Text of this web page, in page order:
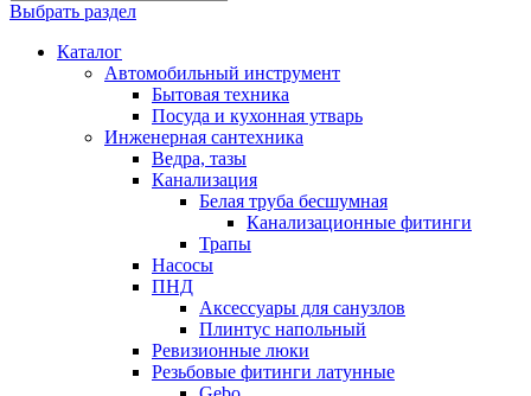
Выбрать раздел
Каталог
Автомобильный инструмент
Бытовая техника
Посуда и кухонная утварь
Инженерная сантехника
Ведра, тазы
Канализация
Белая труба бесшумная
Канализационные фитинги
Трапы
Насосы
ПНД
Аксессуары для санузлов
Плинтус напольный
Ревизионные люки
Резьбовые фитинги латунные